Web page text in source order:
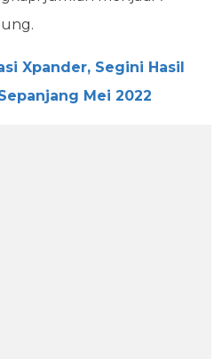
Xpander, Segini Hasil
Mei 2022